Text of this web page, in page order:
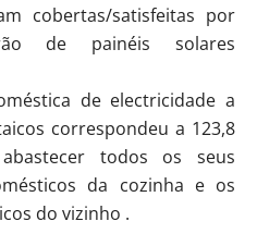
cobertas/satisfeitas por
de painéis solares
de electricidade a
correspondeu a 123,8
todos os seus
da cozinha e os
do vizinho .